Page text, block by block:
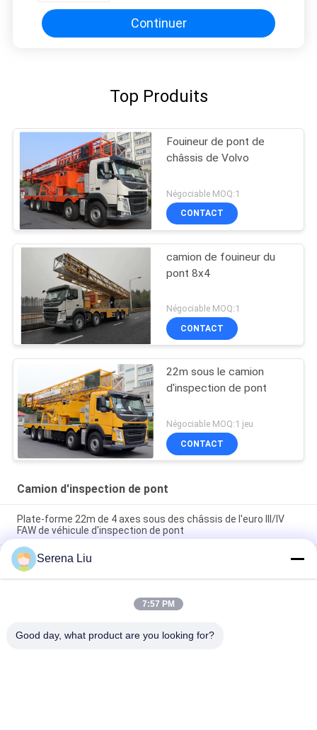
moins
Continuer
Top Produits
Fouineur de pont de
châssis de Volvo
Négociable MOQ:1
CONTACT
camion de fouineur du
pont 8x4
Négociable MOQ:1
CONTACT
22m sous le camion
d'inspection de pont
Négociable MOQ:1 jeu
CONTACT
Camion d'inspection de pont
Plate-forme 22m de 4 axes sous des châssis de l'euro III/IV
FAW de véhicule d'inspection de pont
Les châssis de VOLVO jettent un pont sur le type
d'entraînement de l'équipement 8x4 d'inspection de
camion/pont d'inspection
châssis 8x4 206KW 280HP du camion FAW d'inspection de
Serena Liu
7:57 PM
Good day, what product are you looking for?